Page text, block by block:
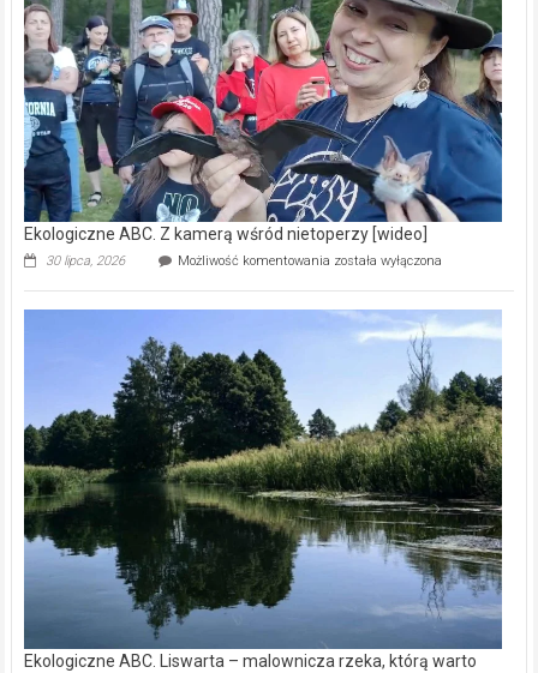
skarb
natury
[wideo]
Ekologiczne ABC. Z kamerą wśród nietoperzy [wideo]
30 lipca, 2026 Możliwość komentowania Ekologiczne
kamerą
wśród
została wyłączona
Ekologiczne ABC. Liswarta – malownicza rzeka, którą warto